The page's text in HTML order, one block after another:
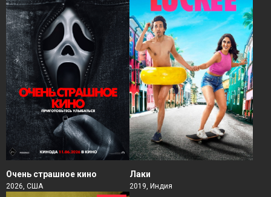
Очень страшное кино
2026, США
Лаки
2019, Индия